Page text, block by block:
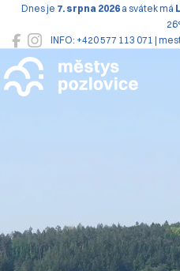
INFO: +420 577 113 071 |
Dnes je 7. srpna 2026 a svátek má
Pozlovice